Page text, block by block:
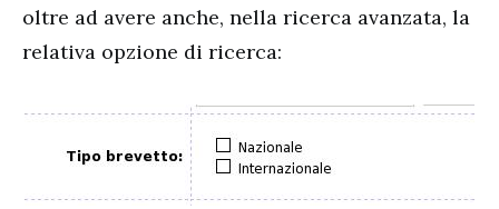
oltre ad avere anche, nella ricerca avanzata, la
relativa opzione di ricerca: